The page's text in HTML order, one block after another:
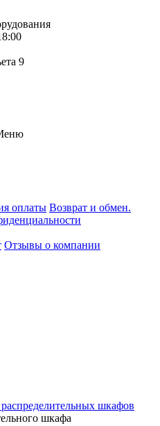
9
оплаты Возврат и обмен.
Отзывы о компании
шкафов
шкафа